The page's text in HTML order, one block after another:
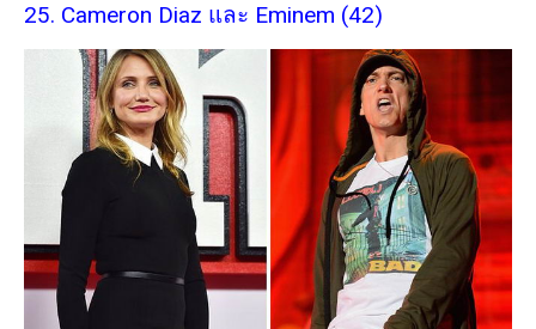
25. Cameron Diaz และ Eminem (42)